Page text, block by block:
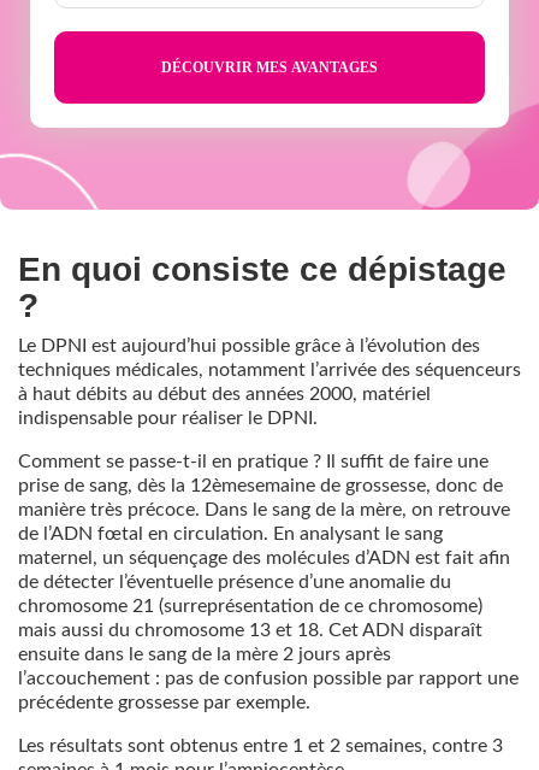
semaines
En quoi consiste ce dépistage
?
Le DPNI est aujourd’hui possible grâce à l’évolution des
techniques médicales, notamment l’arrivée des séquenceurs
à haut débits au début des années 2000, matériel
indispensable pour réaliser le DPNI.
Comment se passe-t-il en pratique ? Il suffit de faire une
prise de sang, dès la 12èmesemaine de grossesse, donc de
manière très précoce. Dans le sang de la mère, on retrouve
de l’ADN fœtal en circulation. En analysant le sang
maternel, un séquençage des molécules d’ADN est fait afin
de détecter l’éventuelle présence d’une anomalie du
chromosome 21 (surreprésentation de ce chromosome)
mais aussi du chromosome 13 et 18. Cet ADN disparaît
ensuite dans le sang de la mère 2 jours après
l’accouchement : pas de confusion possible par rapport une
précédente grossesse par exemple.
Les résultats sont obtenus entre 1 et 2 semaines, contre 3